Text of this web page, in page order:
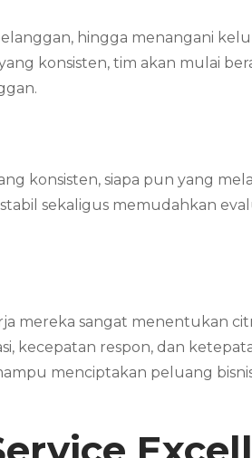
hingga menangani
konsisten, tim akan mulai
konsisten, siapa pun yang
sekaligus memudahkan
mereka sangat menentukan
kecepatan respon, dan
menciptakan peluang